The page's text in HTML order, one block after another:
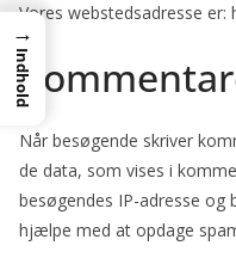
Vores webstedsadresse
Når besøgende skriver
de data, som vises i
besøgendes IP-adresse
hjælpe med at opdage
→
Indhold